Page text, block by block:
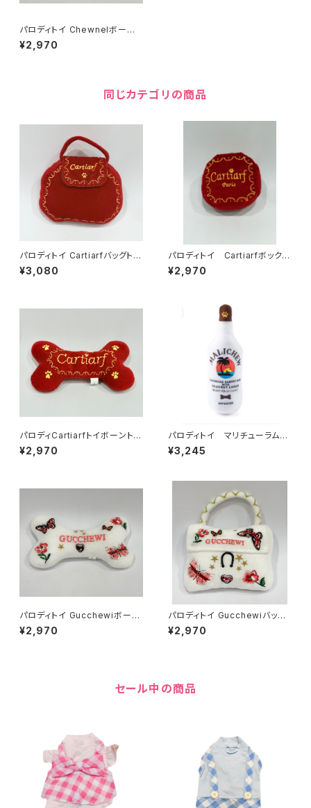
パロディトイ Chewnelボーント
イ Lサイズ 2412041019
¥2,970
同じカテゴリの商品
パロディトイ Cartiarfバッグトイ
241-205-1069
¥3,080
パロディトイ Cartiarfボックス
トイ 241-205-1909
¥2,970
パロディCartiarfトイボーントイ
Lサイズ 241-204-1069
¥2,970
パロディトイ マリチューラム
141-109-1959
¥3,245
パロディトイ Gucchewiボーン
トイ Lサイズ 2412051919
¥2,970
パロディトイ Gucchewiバッグ
トイ 2412051929
¥2,970
セール中の商品